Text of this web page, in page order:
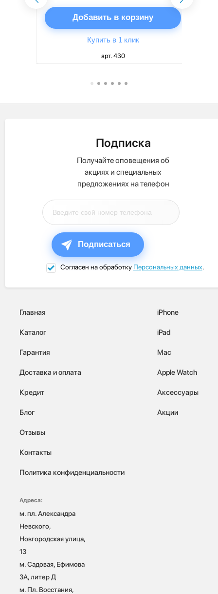
Добавить в корзину
Купить в 1 клик
арт. 430
Подписка
Получайте оповещения об
акциях и специальных
предложениях на телефон
Подписаться
Согласен на обработку Персональных данных.
Главная
Каталог
Гарантия
Доставка и оплата
Кредит
Блог
Отзывы
Контакты
Политика конфиденциальности
iPhone
iPad
Mac
Apple Watch
Аксессуары
Акции
Адреса:
м. пл. Александра
Невского,
Новгородская улица,
13
м. Садовая, Ефимова
3А, литер Д
м. Пл. Восстания,